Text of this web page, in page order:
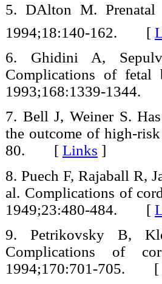
5. DAlton M. Prenatal
1994;18:140-162. [
6. Ghidini A,
Complications of fetal
1993;168:1339-
7. Bell J, Weiner S.
the outcome of high-
80. [ Links ]
8. Puech F, Rajaball R,
al. Complications of
1949;23:480-484. [
9. Petrikovsky B,
Complications of
1994;170:701-705. [